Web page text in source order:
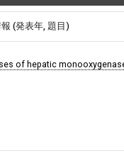
(発表年, 題目)
of hepatic